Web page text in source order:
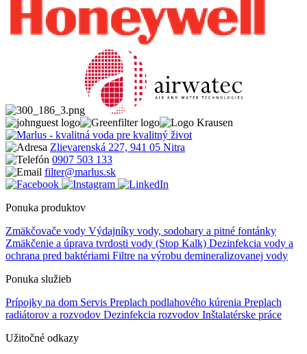
Zlievarenská 227, 941 05 Nitra
0907 503 133
filter@marlus.sk
Ponuka produktov
Zmäkčovače vody Výdajníky vody, sodobary a pitné fontánky
Zmäkčenie a úprava tvrdosti vody (Stop Kalk) Dezinfekcia vody a
ochrana pred baktériami Filtre na výrobu demineralizovanej vody
Ponuka služieb
Prípojky na dom Servis Preplach podlahového kúrenia Preplach
radiátorov a rozvodov Dezinfekcia rozvodov Inštalatérske práce
Užitočné odkazy